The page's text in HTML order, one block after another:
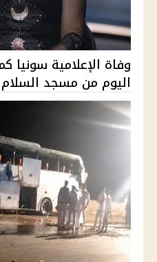
وفاة الإعلامية سونيا
اليوم من مسجد